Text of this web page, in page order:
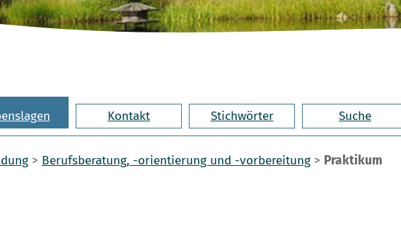
Kontakt Stichwörter Suche
> Berufsberatung, -orientierung und -vorbereitung > Praktikum